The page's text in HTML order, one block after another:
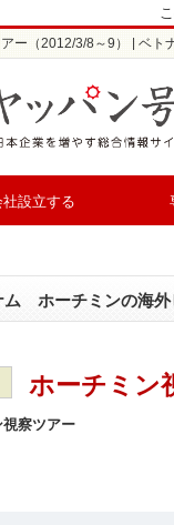
ー（2012/3/8～9） | ベ
設立する
ム ホーチミンの海外
ホーチミン
察ツアー